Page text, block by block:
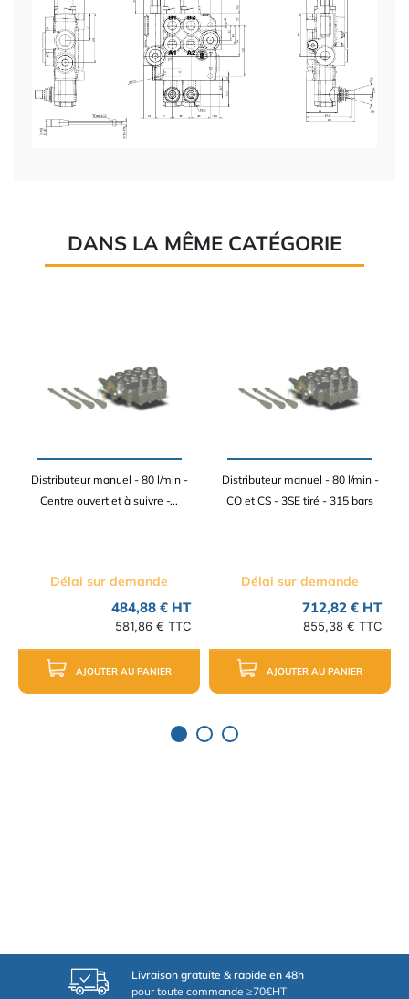
DANS LA MÊME CATÉGORIE
Distributeur manuel - 80 l/min -
Centre ouvert et à suivre -...
Délai sur demande
484,88 € HT
581,86 € TTC
AJOUTER AU PANIER
Distributeur manuel - 80 l/min -
CO et CS - 3SE tiré - 315 bars
Délai sur demande
712,82 € HT
855,38 € TTC
AJOUTER AU PANIER
Livraison gratuite & rapide en 48h
pour toute commande ≥70€HT